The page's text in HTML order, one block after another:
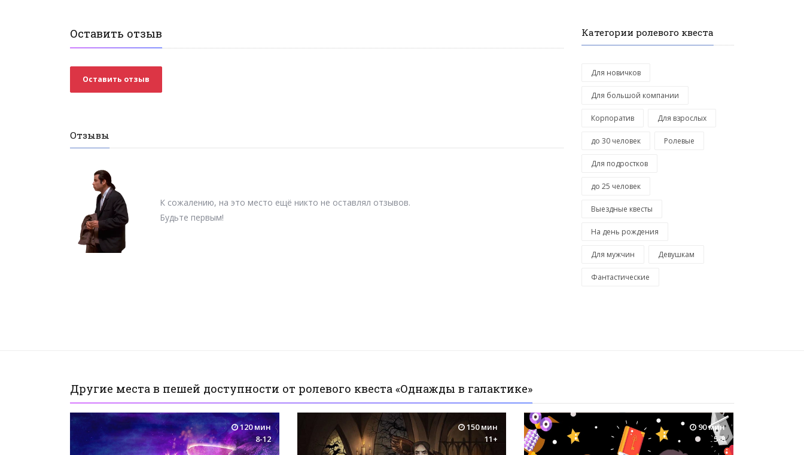
Оставить отзыв
Оставить отзыв
Отзывы
К сожалению, на это место ещё никто не оставлял отзывов.
Будьте первым!
Категории ролевого квеста
Для новичков
Для большой компании
Корпоратив Для взрослых
до 30 человек Ролевые
Для подростков
до 25 человек
Выездные квесты
На день рождения
Для мужчин Девушкам
Фантастические
Другие места в пешей доступности от ролевого квеста «Однажды в галактике»
120 мин
8-12
150 мин
11+
90 мин
5-8